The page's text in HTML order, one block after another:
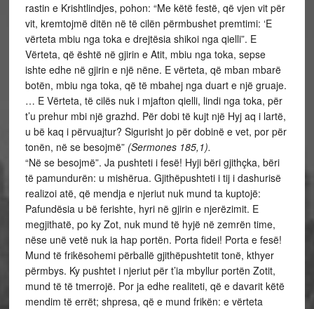
rastin e Krishtlindjes, pohon: “Me këtë festë, që vjen vit për
vit, kremtojmë ditën në të cilën përmbushet premtimi: ‘E
vërteta mbiu nga toka e drejtësia shikoi nga qielli”. E
Vërteta, që është në gjirin e Atit, mbiu nga toka, sepse
ishte edhe në gjirin e një nëne. E vërteta, që mban mbarë
botën, mbiu nga toka, që të mbahej nga duart e një gruaje.
… E Vërteta, të cilës nuk i mjafton qielli, lindi nga toka, për
t’u prehur mbi një grazhd. Për dobi të kujt një Hyj aq i lartë,
u bë kaq i përvuajtur? Sigurisht jo për dobinë e vet, por për
tonën, në se besojmë” (Sermones 185,1).
“Në se besojmë”. Ja pushteti i fesë! Hyji bëri gjithçka, bëri
të pamundurën: u mishërua. Gjithëpushteti i tij i dashurisë
realizoi atë, që mendja e njeriut nuk mund ta kuptojë:
Pafundësia u bë ferishte, hyri në gjirin e njerëzimit. E
megjithatë, po ky Zot, nuk mund të hyjë në zemrën time,
nëse unë vetë nuk ia hap portën. Porta fidei! Porta e fesë!
Mund të frikësohemi përballë gjithëpushtetit tonë, kthyer
përmbys. Ky pushtet i njeriut për t’ia mbyllur portën Zotit,
mund të të tmerrojë. Por ja edhe realiteti, që e davarit këtë
mendim të errët; shpresa, që e mund frikën: e vërteta